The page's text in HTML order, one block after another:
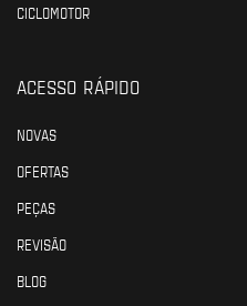
CICLOMOTOR
ACESSO RÁPIDO
NOVAS
OFERTAS
PEÇAS
REVISÃO
BLOG